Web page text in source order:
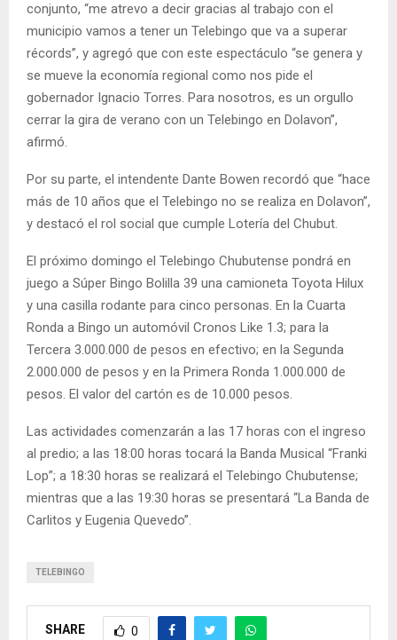
conjunto, “me atrevo a decir gracias al trabajo con el
municipio vamos a tener un Telebingo que va a superar
récords”, y agregó que con este espectáculo “se genera y
se mueve la economía regional como nos pide el
gobernador Ignacio Torres. Para nosotros, es un orgullo
cerrar la gira de verano con un Telebingo en Dolavon”,
afirmó.
Por su parte, el intendente Dante Bowen recordó que “hace
más de 10 años que el Telebingo no se realiza en Dolavon”,
y destacó el rol social que cumple Lotería del Chubut.
El próximo domingo el Telebingo Chubutense pondrá en
juego a Súper Bingo Bolilla 39 una camioneta Toyota Hilux
y una casilla rodante para cinco personas. En la Cuarta
Ronda a Bingo un automóvil Cronos Like 1.3; para la
Tercera 3.000.000 de pesos en efectivo; en la Segunda
2.000.000 de pesos y en la Primera Ronda 1.000.000 de
pesos. El valor del cartón es de 10.000 pesos.
Las actividades comenzarán a las 17 horas con el ingreso
al predio; a las 18:00 horas tocará la Banda Musical “Franki
Lop”; a 18:30 horas se realizará el Telebingo Chubutense;
mientras que a las 19:30 horas se presentará “La Banda de
Carlitos y Eugenia Quevedo”.
TELEBINGO
SHARE 0